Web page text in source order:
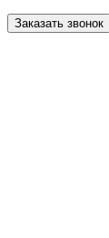
Заказать звонок